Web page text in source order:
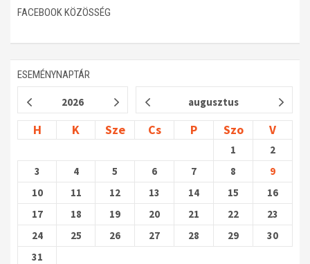
FACEBOOK KÖZÖSSÉG
ESEMÉNYNAPTÁR
2026 augusztus
H K Sze Cs P Szo V
1
2
3
4 5 6 7 8
9
10
11 12 13 14 15
16
17
18 19 20 21 22
23
24
25 26 27 28 29
30
31